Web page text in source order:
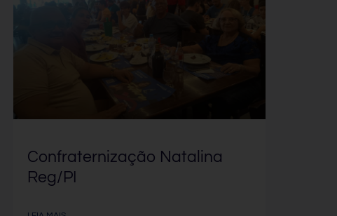
Confraternização Natalina
Reg/PI